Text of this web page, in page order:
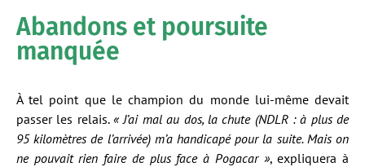
Abandons et poursuite
manquée
À tel point que le champion du monde lui-même devait
passer les relais.« J’ai mal au dos, la chute (NDLR : à plus de
95 kilomètres de l’arrivée) m’a handicapé pour la suite. Mais on
ne pouvait rien faire de plus face à Pogacar », expliquera à